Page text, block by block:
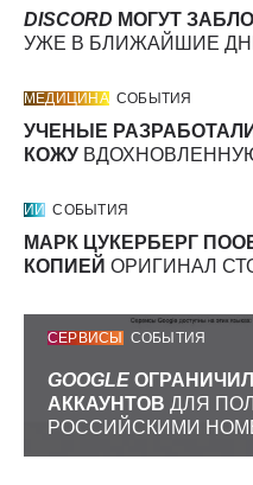
DISCORD МОГУТ
УЖЕ В БЛИЖАЙШИЕ
МЕДИЦИНА СОБЫТИЯ
УЧЕНЫЕ
КОЖУ
ИИ СОБЫТИЯ
МАРК ЦУКЕРБЕРГ
КОПИЕЙ ОРИГИНАЛ
СЕРВИСЫ СОБЫТИЯ
GOOGLE
АККАУНТОВ ДЛЯ
РОССИЙСКИМИ